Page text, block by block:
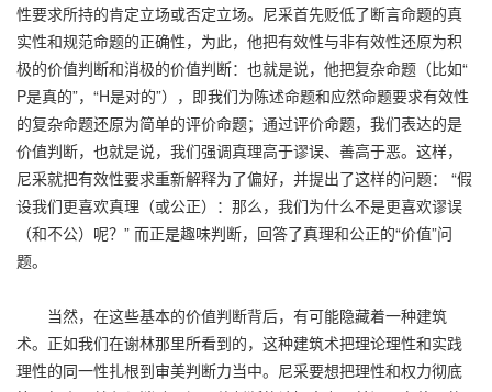
性要求所持的肯定立场或否定立场。尼采首先贬低了断言命题的真
实性和规范命题的正确性，为此，他把有效性与非有效性还原为积
极的价值判断和消极的价值判断：也就是说，他把复杂命题（比如“
P是真的”，“H是对的”），即我们为陈述命题和应然命题要求有效性
的复杂命题还原为简单的评价命题；通过评价命题，我们表达的是
价值判断，也就是说，我们强调真理高于谬误、善高于恶。这样，
尼采就把有效性要求重新解释为了偏好，并提出了这样的问题： “假
设我们更喜欢真理（或公正）：那么，我们为什么不是更喜欢谬误
（和不公）呢？” 而正是趣味判断，回答了真理和公正的“价值”问
题。
当然，在这些基本的价值判断背后，有可能隐藏着一种建筑
术。正如我们在谢林那里所看到的，这种建筑术把理论理性和实践
理性的同一性扎根到审美判断力当中。尼采要想把理性和权力彻底